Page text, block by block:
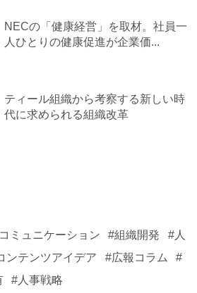
NECの「健康経営」を取材。社員一
人ひとりの健康促進が企業価...
ティール組織から考察する新しい時
代に求められる組織改革
ミュニケーション #組織開発
#人
ンテンツアイデア #広報コラム
#
#人事戦略